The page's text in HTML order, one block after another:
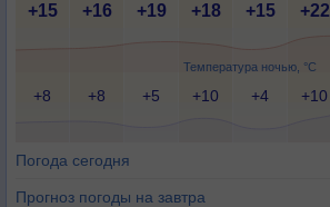
Температура ночью, °C
+15 +16 +19 +18 +15 +22
+8 +8 +5 +10 +4 +10
Погода сегодня
Прогноз погоды на завтра